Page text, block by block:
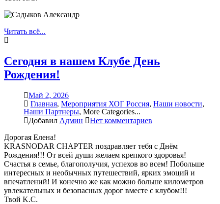
Читать всё...
Сегодня в нашем Клубе День
Рождения!
Май 2, 2026
Главная, Мероприятия ХОГ Россия, Наши новости,
Наши Партнеры, More Categories...
Добавил Админ
Нет комментариев
Дорогая Елена!
KRASNODAR CHAPTER поздравляет тебя с Днём
Рождения!!! От всей души желаем крепкого здоровья!
Счастья в семье, благополучия, успехов во всем! Побольше
интересных и необычных путешествий, ярких эмоций и
впечатлений! И конечно же как можно больше километров
увлекательных и безопасных дорог вместе с клубом!!!
Твой K.C.